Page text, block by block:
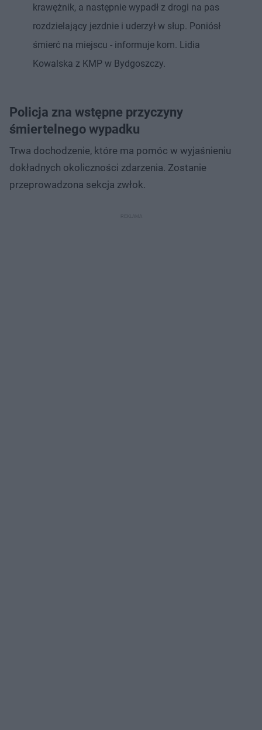
krawężnik, a następnie wypadł z drogi na pas
rozdzielający jezdnie i uderzył w słup. Poniósł
śmierć na miejscu - informuje kom. Lidia
Kowalska z KMP w Bydgoszczy.
Policja zna wstępne przyczyny
śmiertelnego wypadku
Trwa dochodzenie, które ma pomóc w wyjaśnieniu
dokładnych okoliczności zdarzenia. Zostanie
przeprowadzona sekcja zwłok.